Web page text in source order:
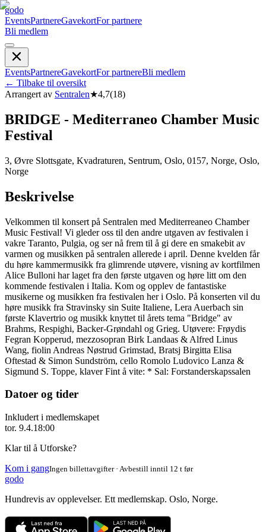
godo
EventsPartnereGavekortFor partnere
Bli medlem
EventsPartnereGavekortFor partnereBli medlem
← Tilbake til oversikt
Arrangert av Sentralen★4,7(18)
BRIDGE - Mediterraneo Chamber Music
Festival
3, Øvre Slottsgate, Kvadraturen, Sentrum, Oslo, 0157, Norge, Oslo,
Norge
Beskrivelse
Velkommen til konsert på Sentralen med Mediterreaneo Chamber
Music Festival! Vi gleder oss til den andre utgaven av festivalen i
vakre Taranto, Pulgia, og ser nå frem til å gi dere en smakebit av
varmen og musikken på sentralen allerede i april. Denne kvelden får
du høre kammermusikk fra glimrende utøvere, visning av kortfilmen
Alice Bulloni har laget fra den første utgaven og høre litt om den
kommende festivalen i Italia. Kom og opplev de fantastiske
musikerne og musikken fra festivalen her i Oslo. På konserten vil du
høre musikk fra Stravinsky sin Suite Italiene, Lera Auerbach sin
første Klavertrio og musikk knyttet til årets tema "Bridge" av
Brahms, Respighi, Backer-Grøndahl og Grieg. Utøvere: Frøydis
Fegran Kopperud, mezzosopran Birk Landaas & Alfred Linus
Wang, fiolin Andreas Nøstrud Grimstad, Bratsj Birgitta Elisa
Oftestad & Simon Sundström, cello Romolo Ludovico Lanza &
Sigmund S. Toppe, klaver Fint å vite: * Sal: Forstanderskapssalen
Datoer og tider
Inkludert i medlemskapet
tor. 9.4.18:00
Klar til å Utforske?
Kom i gangIngen billettavgifter · Avbestill inntil 12 t før
godo
Hundrevis av opplevelser. Ett medlemskap. Oslo, Norge.